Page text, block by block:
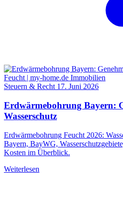
Steuern & Recht 17. Juni 2026
Erdwärmebohrung Bayern:
Wasserschutz
Erdwärmebohrung Feucht 2026:
Bayern, BayWG,
Kosten im Überblick.
Weiterlesen